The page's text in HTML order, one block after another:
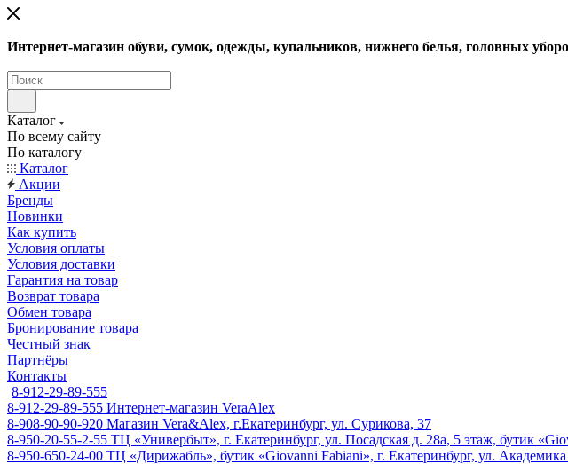
Интернет-магазин обуви, сумок, одежды, купальников, нижнего белья, головных
Каталог
По всему сайту
По каталогу
Каталог
Акции
Бренды
Новинки
Как купить
Условия оплаты
Условия доставки
Гарантия на товар
Возврат товара
Обмен товара
Бронирование товара
Честный знак
Партнёры
Контакты
8-912-29-89-555
8-912-29-89-555 Интернет-магазин VeraAlex
8-908-90-90-920 Магазин Vera&Alex, г.Екатеринбург, ул. Сурикова, 37
8-950-20-55-2-55 ТЦ «Универбыт», г. Екатеринбург, ул. Посадская д. 28а, 5 этаж, бутик
8-950-650-24-00 ТЦ «Дирижабль», бутик «Giovanni Fabiani», г. Екатеринбург, ул.